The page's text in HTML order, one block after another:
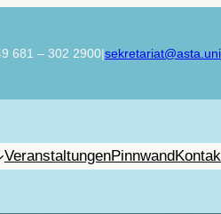
681 – 302 2900|
VeranstaltungenPinnwand